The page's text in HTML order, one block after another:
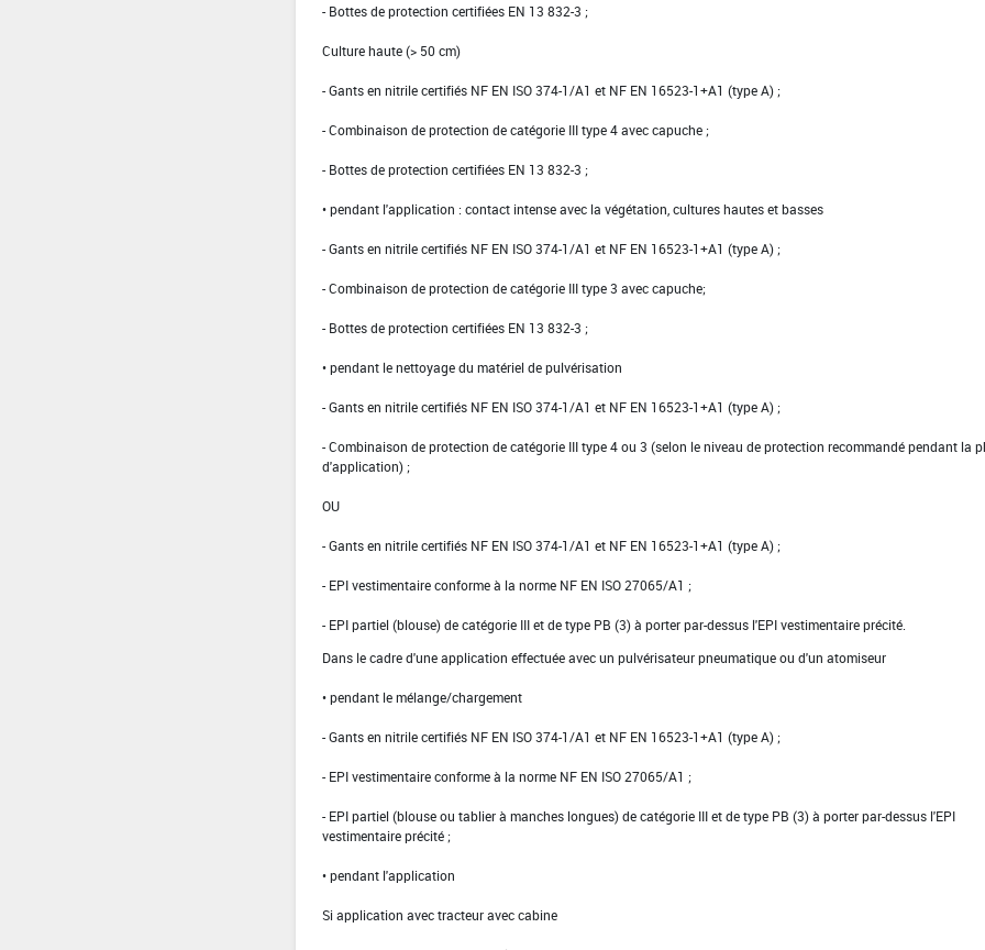
- Bottes de protection certifiées EN 13 832-3 ;
Culture haute (> 50 cm)
- Gants en nitrile certifiés NF EN ISO 374-1/A1 et NF EN 16523-1+A1 (type A) ;
- Combinaison de protection de catégorie III type 4 avec capuche ;
- Bottes de protection certifiées EN 13 832-3 ;
• pendant l'application : contact intense avec la végétation, cultures hautes et basses
- Gants en nitrile certifiés NF EN ISO 374-1/A1 et NF EN 16523-1+A1 (type A) ;
- Combinaison de protection de catégorie III type 3 avec capuche;
- Bottes de protection certifiées EN 13 832-3 ;
• pendant le nettoyage du matériel de pulvérisation
- Gants en nitrile certifiés NF EN ISO 374-1/A1 et NF EN 16523-1+A1 (type A) ;
- Combinaison de protection de catégorie III type 4 ou 3 (selon le niveau de protection recommandé pendant la
d'application) ;
OU
- Gants en nitrile certifiés NF EN ISO 374-1/A1 et NF EN 16523-1+A1 (type A) ;
- EPI vestimentaire conforme à la norme NF EN ISO 27065/A1 ;
- EPI partiel (blouse) de catégorie III et de type PB (3) à porter par-dessus l'EPI vestimentaire précité.
Dans le cadre d'une application effectuée avec un pulvérisateur pneumatique ou d'un atomiseur
• pendant le mélange/chargement
- Gants en nitrile certifiés NF EN ISO 374-1/A1 et NF EN 16523-1+A1 (type A) ;
- EPI vestimentaire conforme à la norme NF EN ISO 27065/A1 ;
- EPI partiel (blouse ou tablier à manches longues) de catégorie III et de type PB (3) à porter par-dessus l'EPI
vestimentaire précité ;
• pendant l'application
Si application avec tracteur avec cabine